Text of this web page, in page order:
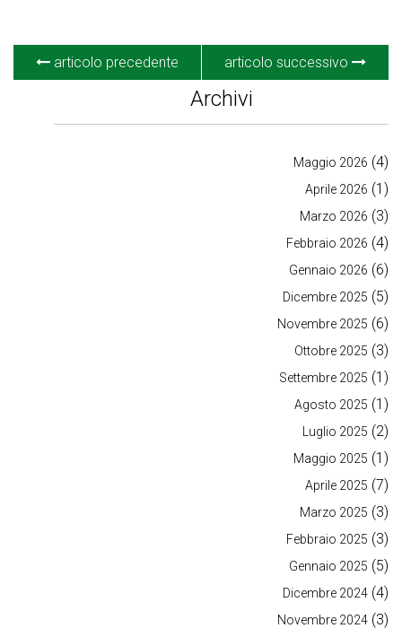
articolo precedente articolo successivo
Archivi
Maggio 2026 (4)
Aprile 2026 (1)
Marzo 2026 (3)
Febbraio 2026 (4)
Gennaio 2026 (6)
Dicembre 2025 (5)
Novembre 2025 (6)
Ottobre 2025 (3)
Settembre 2025 (1)
Agosto 2025 (1)
Luglio 2025 (2)
Maggio 2025 (1)
Aprile 2025 (7)
Marzo 2025 (3)
Febbraio 2025 (3)
Gennaio 2025 (5)
Dicembre 2024 (4)
Novembre 2024 (3)